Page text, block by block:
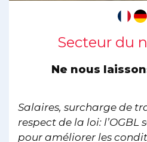
Secteur du
Ne nous
Salaires, surcharge de
respect de la loi:
pour améliorer les